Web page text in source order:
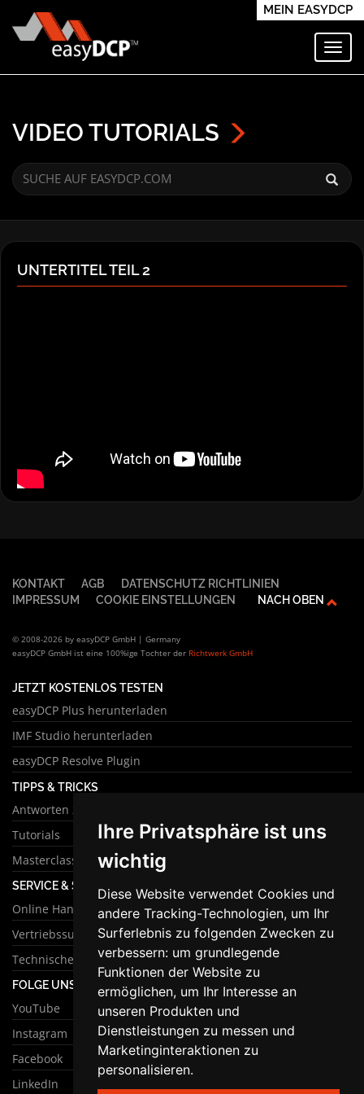
Ihre Privatsphäre ist uns
wichtig
Diese Website verwendet Cookies und
andere Tracking-Technologien, um Ihr
Surferlebnis zu folgenden Zwecken zu
verbessern: um grundlegende
Funktionen der Website zu
ermöglichen, um Ihr Interesse an
unseren Produkten und
Dienstleistungen zu messen und
Marketinginteraktionen zu
personalisieren.
MEIN EASYDCP
VIDEO TUTORIALS
UNTERTITEL TEIL 2
KONTAKT AGB
DATENSCHUTZ RICHTLINIEN
IMPRESSUM
COOKIE EINSTELLUNGEN NACH OBEN
© 2008-2026 by easyDCP GmbH | Germany
easyDCP GmbH ist eine 100%ige Tochter der Richtwerk GmbH
JETZT KOSTENLOS TESTEN
easyDCP Plus herunterladen
IMF Studio herunterladen
easyDCP Resolve Plugin
TIPPS & TRICKS
Antworten zu häufigen Fragen
Tutorials
Masterclass
SERVICE & SUPPORT
Online Handbuch
Vertriebssupport
Technischer Support
FOLGE UNS
YouTube
Instagram
Facebook
LinkedIn